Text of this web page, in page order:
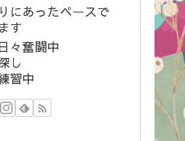
にあったペースで
す
々奮闘中
し
習中